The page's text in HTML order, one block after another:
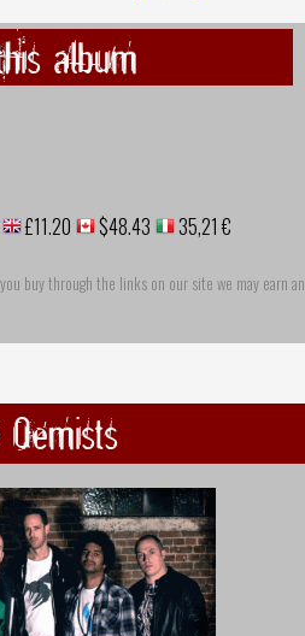
album
£11.20 $48.43
35,21 €
buy through the links on our site we may earn an